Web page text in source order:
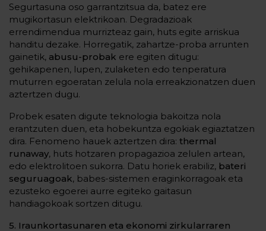
Segurtasuna oso garrantzitsua da, batez ere
mugikortasun elektrikoan. Degradazioak
errendimendua murrizteaz gain, huts egite arriskua
handitu dezake. Horregatik, zahartze-proba arrunten
gainetik, abusu-probak ere egiten ditugu:
gehikapenen, lupen, zulaketen edo tenperatura
muturren egoeratan zelula nola erreakzionatzen duen
aztertzen dugu.
Probek esaten digute teknologia bakoitza nola
erantzuten duen, eta hobekuntza egokiak egiaztatzen
dira. Fenomeno hauek aztertzen dira: thermal
runaway, huts hotzaren propagazioa zelulen artean,
edo elektrolitoen sukorra. Datu horiek erabiliz, bateri
seguruagoak, babes-sistemen eraginkorragoak eta
ezusteko egoerei aurre egiteko gaitasun
handiagokoak sortzen ditugu.
5. Iraunkortasunaren eta ekonomi zirkularraren